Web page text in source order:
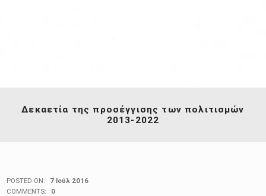
Δεκαετία της προσέγγισης των πολιτισμών
2013-2022
POSTED ON:
7 Ιούλ 2016
COMMENTS:
0